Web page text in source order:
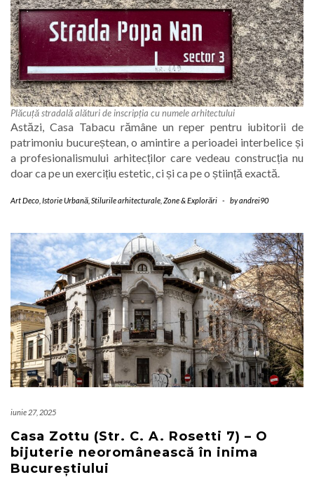
Plăcuță stradală alături de inscripția cu numele arhitectului
Astăzi, Casa Tabacu rămâne un reper pentru iubitorii de
patrimoniu bucureștean, o amintire a perioadei interbelice și
a profesionalismului arhitecților care vedeau construcția nu
doar ca pe un exercițiu estetic, ci și ca pe o știință exactă.
Art Deco Istorie Urbană Stilurile arhitecturale Zone & Explorări - byandrei90
iunie 27, 2025
Casa Zottu (Str. C. A. Rosetti 7) – O
bijuterie neoromânească în inima
Bucureștiului